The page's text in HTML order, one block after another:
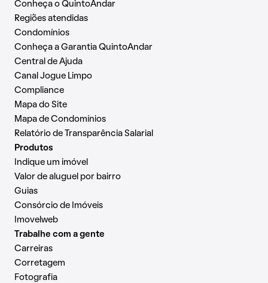
Conheça o QuintoAndar
Regiões atendidas
Condomínios
Conheça a Garantia QuintoAndar
Central de Ajuda
Canal Jogue Limpo
Compliance
Mapa do Site
Mapa de Condomínios
Relatório de Transparência Salarial
Produtos
Indique um imóvel
Valor de aluguel por bairro
Guias
Consórcio de Imóveis
Imovelweb
Trabalhe com a gente
Carreiras
Corretagem
Fotografia